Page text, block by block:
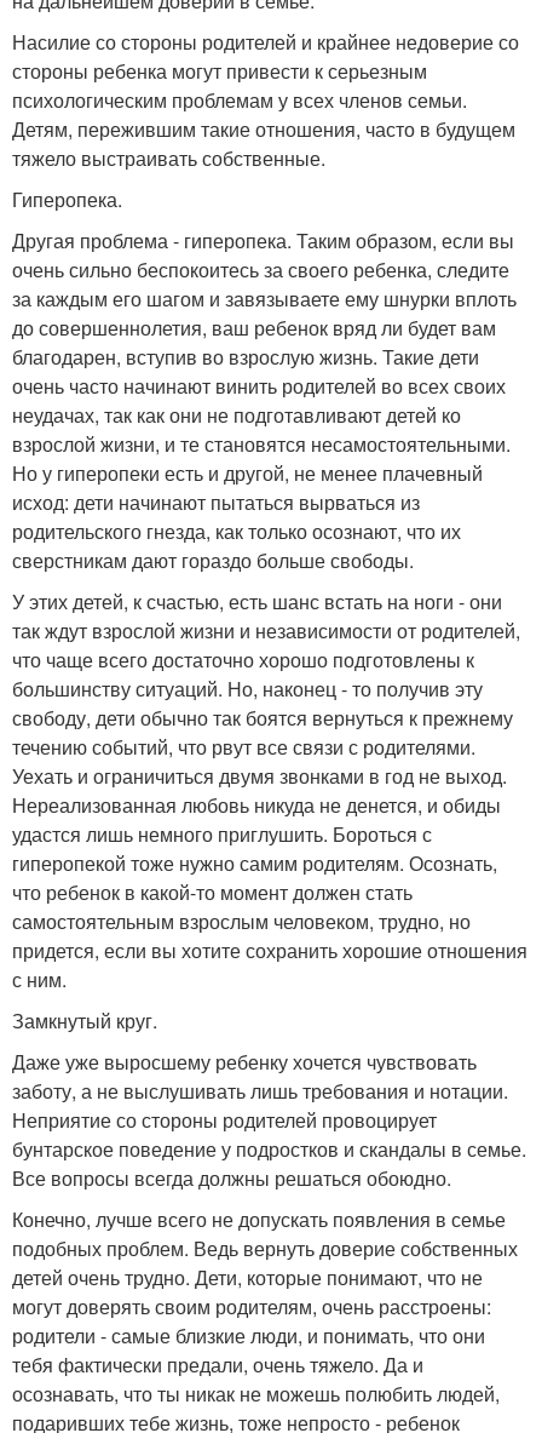
Насилие со стороны родителей и крайнее недоверие со
стороны ребенка могут привести к серьезным
психологическим проблемам у всех членов семьи.
Детям, пережившим такие отношения, часто в будущем
тяжело выстраивать собственные.
Гиперопека.
Другая проблема - гиперопека. Таким образом, если вы
очень сильно беспокоитесь за своего ребенка, следите
за каждым его шагом и завязываете ему шнурки вплоть
до совершеннолетия, ваш ребенок вряд ли будет вам
благодарен, вступив во взрослую жизнь. Такие дети
очень часто начинают винить родителей во всех своих
неудачах, так как они не подготавливают детей ко
взрослой жизни, и те становятся несамостоятельными.
Но у гиперопеки есть и другой, не менее плачевный
исход: дети начинают пытаться вырваться из
родительского гнезда, как только осознают, что их
сверстникам дают гораздо больше свободы.
У этих детей, к счастью, есть шанс встать на ноги - они
так ждут взрослой жизни и независимости от родителей,
что чаще всего достаточно хорошо подготовлены к
большинству ситуаций. Но, наконец - то получив эту
свободу, дети обычно так боятся вернуться к прежнему
течению событий, что рвут все связи с родителями.
Уехать и ограничиться двумя звонками в год не выход.
Нереализованная любовь никуда не денется, и обиды
удастся лишь немного приглушить. Бороться с
гиперопекой тоже нужно самим родителям. Осознать,
что ребенок в какой-то момент должен стать
самостоятельным взрослым человеком, трудно, но
придется, если вы хотите сохранить хорошие отношения
с ним.
Замкнутый круг.
Даже уже выросшему ребенку хочется чувствовать
заботу, а не выслушивать лишь требования и нотации.
Неприятие со стороны родителей провоцирует
бунтарское поведение у подростков и скандалы в семье.
Все вопросы всегда должны решаться обоюдно.
Конечно, лучше всего не допускать появления в семье
подобных проблем. Ведь вернуть доверие собственных
детей очень трудно. Дети, которые понимают, что не
могут доверять своим родителям, очень расстроены:
родители - самые близкие люди, и понимать, что они
тебя фактически предали, очень тяжело. Да и
осознавать, что ты никак не можешь полюбить людей,
подаривших тебе жизнь, тоже непросто - ребенок